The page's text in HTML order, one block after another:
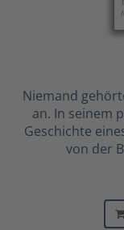
Niemand
an. In seinem
Geschichte
von der